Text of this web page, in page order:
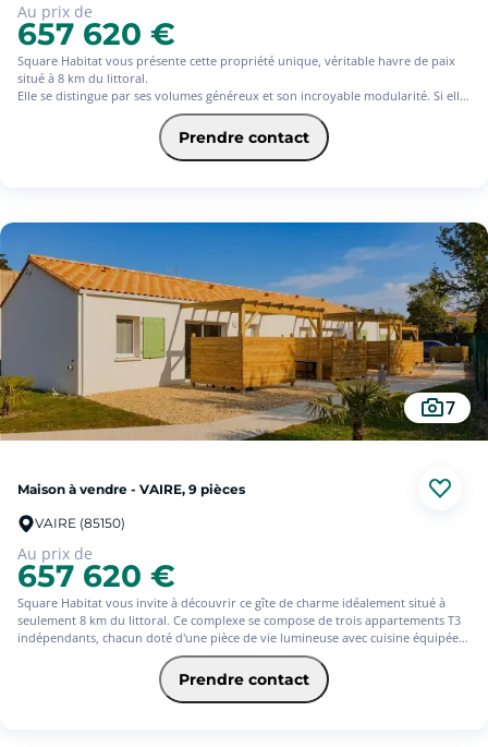
Au prix de
657 620 €
Square Habitat vous présente cette propriété unique, véritable havre de paix
situé à 8 km du littoral.
Elle se distingue par ses volumes généreux et son incroyable modularité. Si elle
se compose actuellement de trois espaces de vie indépendants, elle offre la
possibilité rare d'être réunie en une vaste habitation de plain-pied, capable de
s'adapter à tous vos projets de vie.
L'extérieur est une véritable invitation à la détente et aux réceptions. Vous
Une opportunité rare d'allier confort, grands espaces et sérénité, le tout à deux
pas du centre-bourg !
Prendre contact
7
Maison à vendre - VAIRE, 9 pièces
VAIRE (85150)
Au prix de
657 620 €
Square Habitat vous invite à découvrir ce gîte de charme idéalement situé à
seulement 8 km du littoral. Ce complexe se compose de trois appartements T3
indépendants, chacun doté d'une pièce de vie lumineuse avec cuisine équipée,
de deux chambres confortables et d'un espace extérieur privé. Pour vos
moments de convivialité, vous profiterez d'un kiosque avec cuisine d'été
commune, d'une piscine chauffée, ainsi que de terrains de badminton et de
pétanque. Un cadre parfait pour des vacances familiales inoubliables.
Prendre contact